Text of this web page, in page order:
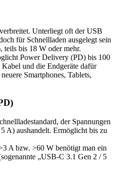
Unterliegt oft der USB
für Schnellladen ausgelegt sein
bis 18 W oder mehr.
Power Delivery (PD) bis 100
und die Endgeräte dafür
Smartphones, Tablets,
der Spannungen
A) aushandelt. Ermöglicht bis zu
A bzw. >60 W benötigt man ein
„USB-C 3.1 Gen 2 / 5